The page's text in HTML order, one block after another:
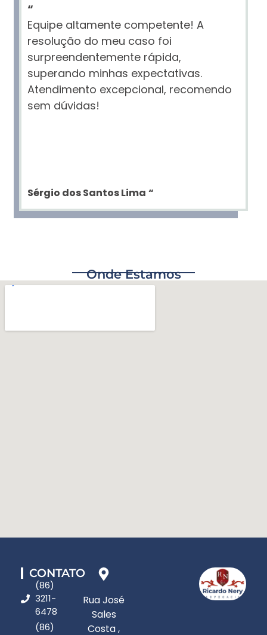
“
Equipe altamente competente! A
resolução do meu caso foi
surpreendentemente rápida,
superando minhas expectativas.
Atendimento excepcional, recomendo
sem dúvidas!
Sérgio dos Santos Lima “
Onde Estamos
(86)
3211-
6478
(86)
CONTATO
Rua José
Sales
Costa ,